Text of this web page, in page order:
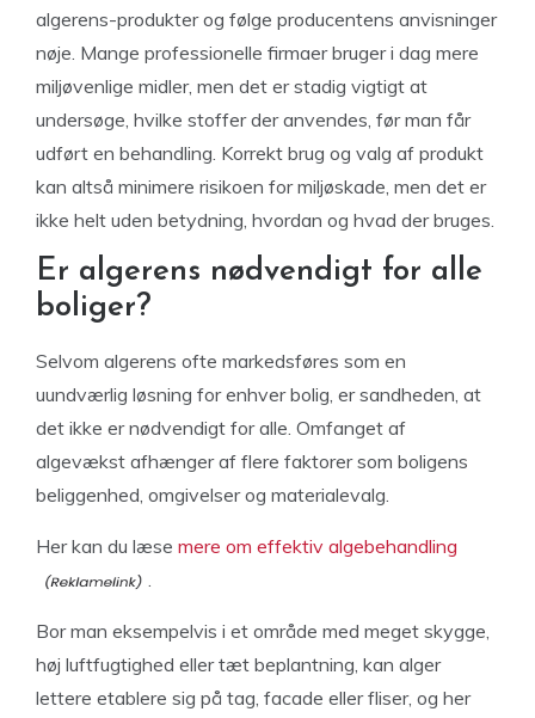
algerens-produkter og følge producentens anvisninger
nøje. Mange professionelle firmaer bruger i dag mere
miljøvenlige midler, men det er stadig vigtigt at
undersøge, hvilke stoffer der anvendes, før man får
udført en behandling. Korrekt brug og valg af produkt
kan altså minimere risikoen for miljøskade, men det er
ikke helt uden betydning, hvordan og hvad der bruges.
Er algerens nødvendigt for alle
boliger?
Selvom algerens ofte markedsføres som en
uundværlig løsning for enhver bolig, er sandheden, at
det ikke er nødvendigt for alle. Omfanget af
algevækst afhænger af flere faktorer som boligens
beliggenhed, omgivelser og materialevalg.
Her kan du læse mere om effektiv algebehandling
.
Bor man eksempelvis i et område med meget skygge,
høj luftfugtighed eller tæt beplantning, kan alger
lettere etablere sig på tag, facade eller fliser, og her